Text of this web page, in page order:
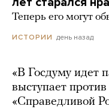
Теперь его могут
ИСТОРИИ день назад
«В Госдуму идет
выступает
«Справедливой